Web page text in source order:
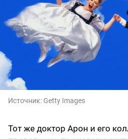
Источник: Getty Images
Тот же доктор Арон и его